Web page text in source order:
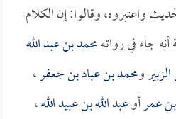
واعتبروه، وقالوا: إن الكلام
جاء في رواتهمحمد بن عبد الله
ومحمد بن عباد بن جعفر،
بن عمرأوعبد الله بن عبيد الله،